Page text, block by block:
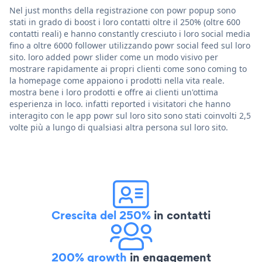
Nel just months della registrazione con powr popup sono
stati in grado di boost i loro contatti oltre il 250% (oltre 600
contatti reali) e hanno constantly cresciuto i loro social media
fino a oltre 6000 follower utilizzando powr social feed sul loro
sito. loro added powr slider come un modo visivo per
mostrare rapidamente ai propri clienti come sono coming to
la homepage come appaiono i prodotti nella vita reale.
mostra bene i loro prodotti e offre ai clienti un'ottima
esperienza in loco. infatti reported i visitatori che hanno
interagito con le app powr sul loro sito sono stati coinvolti 2,5
volte più a lungo di qualsiasi altra persona sul loro sito.
Crescita del 250% in contatti
200% growth in engagement